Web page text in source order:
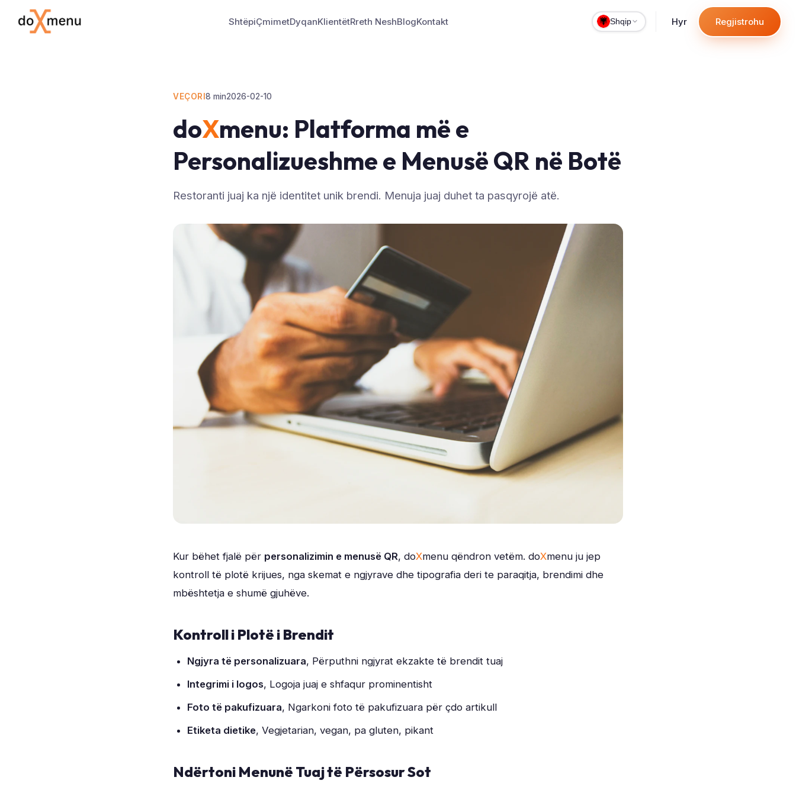
ShtëpiÇmimetDyqanKlientëtRreth NeshBlogKontakt Shqip Hyr Regjistrohu
VEÇORI 8 min2026-02-10
doXmenu: Platforma më e
Personalizueshme e Menusë QR në Botë
Restoranti juaj ka një identitet unik brendi. Menuja juaj duhet ta pasqyrojë atë.
Kur bëhet fjalë për personalizimin e menusë QR, doXmenu qëndron vetëm. doXmenu ju jep
kontroll të plotë krijues, nga skemat e ngjyrave dhe tipografia deri te paraqitja, brendimi dhe
mbështetja e shumë gjuhëve.
Kontroll i Plotë i Brendit
Ngjyra të personalizuara, Përputhni ngjyrat ekzakte të brendit tuaj
Integrimi i logos, Logoja juaj e shfaqur prominentisht
Foto të pakufizuara, Ngarkoni foto të pakufizuara për çdo artikull
Etiketa dietike, Vegjetarian, vegan, pa gluten, pikant
Ndërtoni Menunë Tuaj të Përsosur Sot